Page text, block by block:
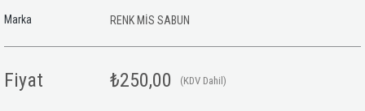
Marka RENK MİS SABUN
Fiyat ₺250,00 (KDV Dahil)